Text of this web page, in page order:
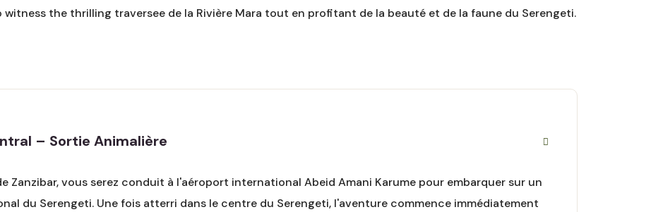
the thrilling traversee de la Rivière Mara tout en profitant de la beauté et de la faune du Serengeti.
– Sortie Animalière
Zanzibar, vous serez conduit à l'aéroport international Abeid Amani Karume pour embarquer sur un
du Serengeti. Une fois atterri dans le centre du Serengeti, l'aventure commence immédiatement